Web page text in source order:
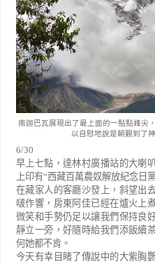
南迦巴瓦展現出了最上面的一點點峰尖
以自慰地說是朝覲到了
6/30
早上七點，達林村廣播站的大喇
上印有“西藏百萬農奴解放紀念日
在藏家人的客廳沙發上，斜望出
啵作響，房東阿佳已經在爐火上
微笑和手勢仍足以讓我們保持良
靜立一旁，好隨時給我們添飯續
何她都不肯。
今天有幸目睹了傳說中的大紫胸